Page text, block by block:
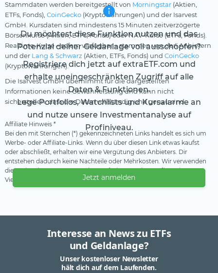
Du möchtest diese Funktion nutzen und das
Potenzial deiner Geldanlage voll ausschöpfen?
Registriere dich jetzt auf extraETF.com und
erhalte uneingeschränkten Zugriff auf alle
Daten & Funktionen.
Lege Portfolios, Watchlists und Kursalarme an
und nutze unsere Investmentanalyse auf
Profiniveau.
Jetzt anmelden
Stammdaten werden bereitgestellt von Morningstar (Aktien,
ETFs, Fonds), CoinGecko (Kryptowährungen) und der Isarvest
GmbH. Kursdaten sind mindestens 15 Minuten zeitverzögerte
Börsenkurse (Aktien, ETFs, Fonds) oder NAV-Kurse (ETFs, Fonds).
Realtime-Kurse – sofern verfügbar – stammen von den Anbietern
und der Lang & Schwarz (Aktien, ETFs, Fonds) und CoinGecko
(Kryptowährungen).
Die Isarvest GmbH übernimmt für die dargestellten
Informationen keine Gewährleistung und kann nicht
sicherstellen, dass die Daten vollständig und genau sind.
Affiliate Hinweis *
Bei den mit Sternchen (*) gekennzeichneten Links handelt es sich um
Werbe- oder Affiliate-Links. Wenn du über diesen Link etwas kaufst
oder abschließt, erhalten wir eine Vergütung des Anbieters. Dir
entstehen dadurch keine Nachteile oder Mehrkosten. Wir verwenden
diese Einnahmen, um unser kostenfreies Angebot zu finanzieren.
Vielen Dank für deine Unterstützung.
Interesse an News zu ETFs
und Geldanlage?
Unser kostenloser Newsletter
hält dich auf dem Laufenden.